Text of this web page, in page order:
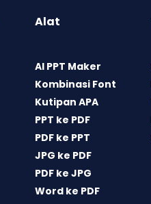
Alat
AI PPT Maker
Kombinasi Font
Kutipan APA
PPT ke PDF
PDF ke PPT
JPG ke PDF
PDF ke JPG
Word ke PDF